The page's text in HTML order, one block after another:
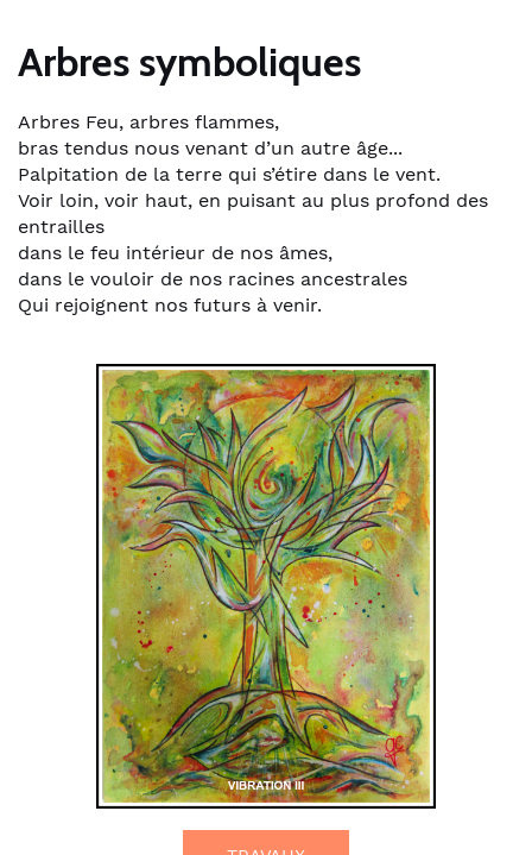
Arbres symboliques
Arbres Feu, arbres flammes,
bras tendus nous venant d’un autre âge...
Palpitation de la terre qui s’étire dans le vent.
Voir loin, voir haut, en puisant au plus profond des
entrailles
dans le feu intérieur de nos âmes,
dans le vouloir de nos racines ancestrales
Qui rejoignent nos futurs à venir.